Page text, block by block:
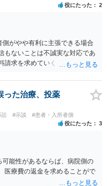
役にたった 2
がやや有利に主張できる場合
もないことは不誠実な対応であ
請求を求めていくことになるか
ことも方法の一つです。 ご自
ご質問者の不利になる事情を記
が上がってしまうため慎重に検
った治療、投薬
訟 #示談 #患者・入所者側
役にたった 3
能性があるならば、病院側の
医療費の返金を求めることがで